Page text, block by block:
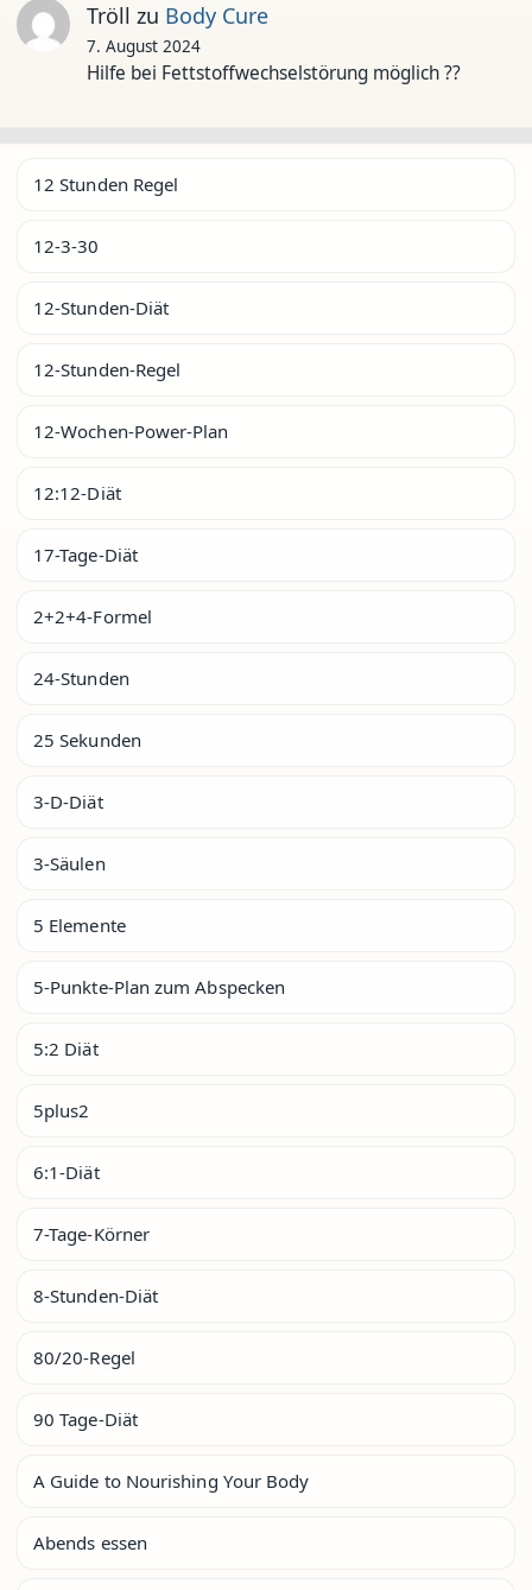
Tröll zu Body Cure
7. August 2024
Hilfe bei Fettstoffwechselstörung möglich ??
12 Stunden Regel
12-3-30
12-Stunden-Diät
12-Stunden-Regel
12-Wochen-Power-Plan
12:12-Diät
17-Tage-Diät
2+2+4-Formel
24-Stunden
25 Sekunden
3-D-Diät
3-Säulen
5 Elemente
5-Punkte-Plan zum Abspecken
5:2 Diät
5plus2
6:1-Diät
7-Tage-Körner
8-Stunden-Diät
80/20-Regel
90 Tage-Diät
A Guide to Nourishing Your Body
Abends essen